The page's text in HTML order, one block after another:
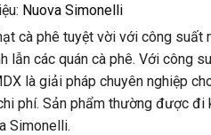
Nuova Simonelli
cà phê tuyệt vời với công suất
lẫn các quán cà phê. Với công
là giải pháp chuyên nghiệp
phí. Sản phẩm thường được đi
Simonelli.